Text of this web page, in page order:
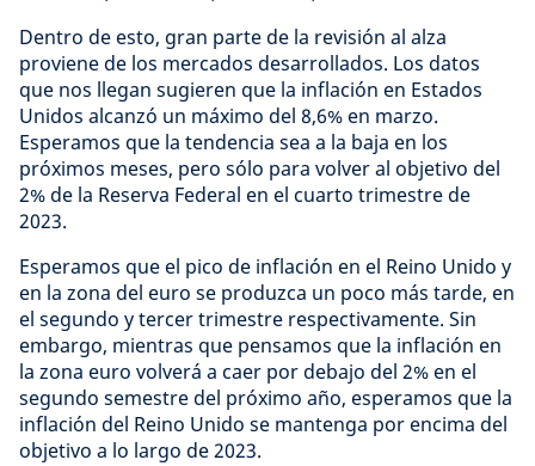
Dentro de esto, gran parte de la revisión al alza
proviene de los mercados desarrollados. Los datos
que nos llegan sugieren que la inflación en Estados
Unidos alcanzó un máximo del 8,6% en marzo.
Esperamos que la tendencia sea a la baja en los
próximos meses, pero sólo para volver al objetivo del
2% de la Reserva Federal en el cuarto trimestre de
2023.
Esperamos que el pico de inflación en el Reino Unido y
en la zona del euro se produzca un poco más tarde, en
el segundo y tercer trimestre respectivamente. Sin
embargo, mientras que pensamos que la inflación en
la zona euro volverá a caer por debajo del 2% en el
segundo semestre del próximo año, esperamos que la
inflación del Reino Unido se mantenga por encima del
objetivo a lo largo de 2023.